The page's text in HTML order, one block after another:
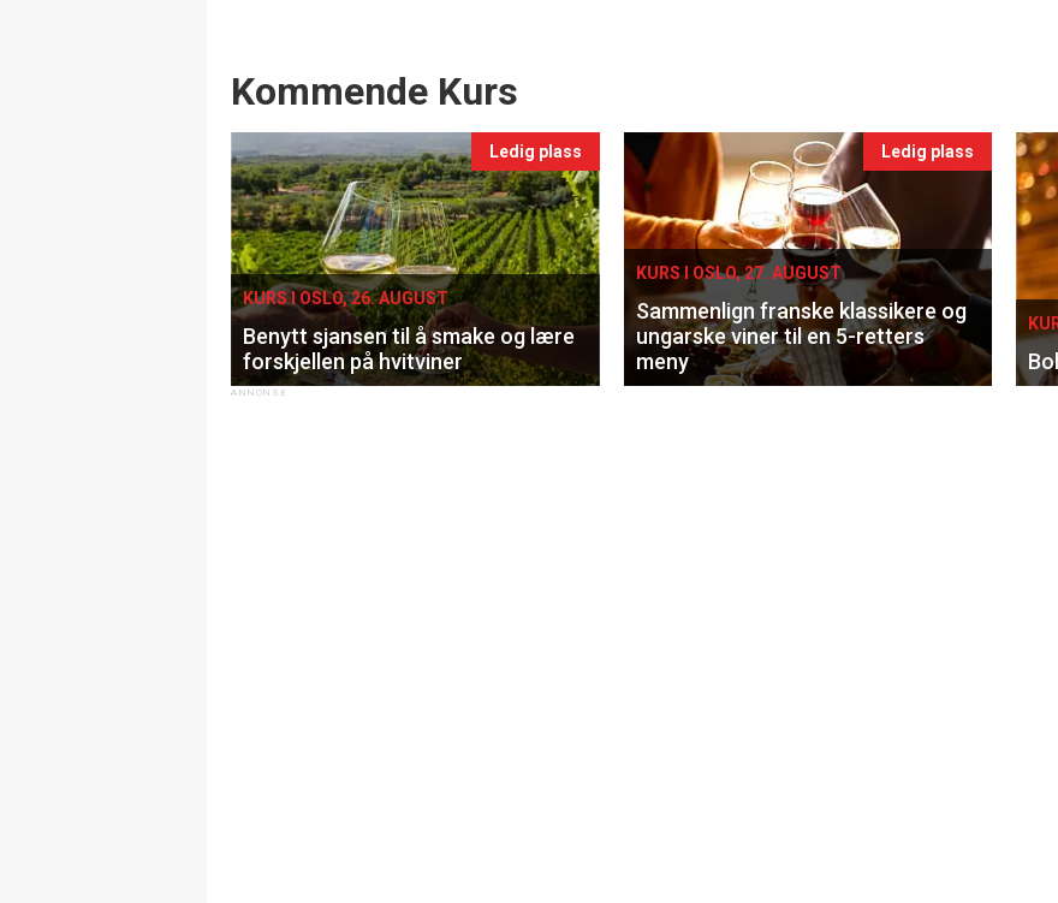
Events
Kommende Kurs
Ledig plass
KURS I OSLO, 26. AUGUST
Benytt sjansen til å smake og lære
forskjellen på hvitviner
Ledig plass
KURS I OSLO, 27. AUGUST
Sammenlign franske klassikere og
ungarske viner til en 5-retters
meny